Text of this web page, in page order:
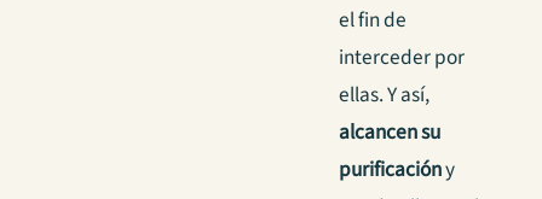
el fin de
interceder por
ellas. Y así,
alcancen su
purificacióny